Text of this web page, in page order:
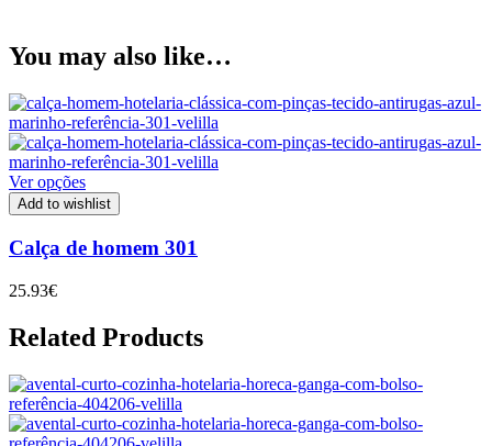
You may also like…
Ver opções
Add to wishlist
Calça de homem 301
25.93€
Related Products